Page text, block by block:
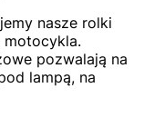
nasze rolki
motocykla.
pozwalają na
lampą, na